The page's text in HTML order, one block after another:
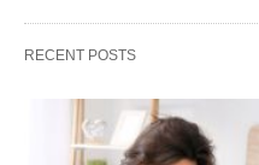
RECENT POSTS